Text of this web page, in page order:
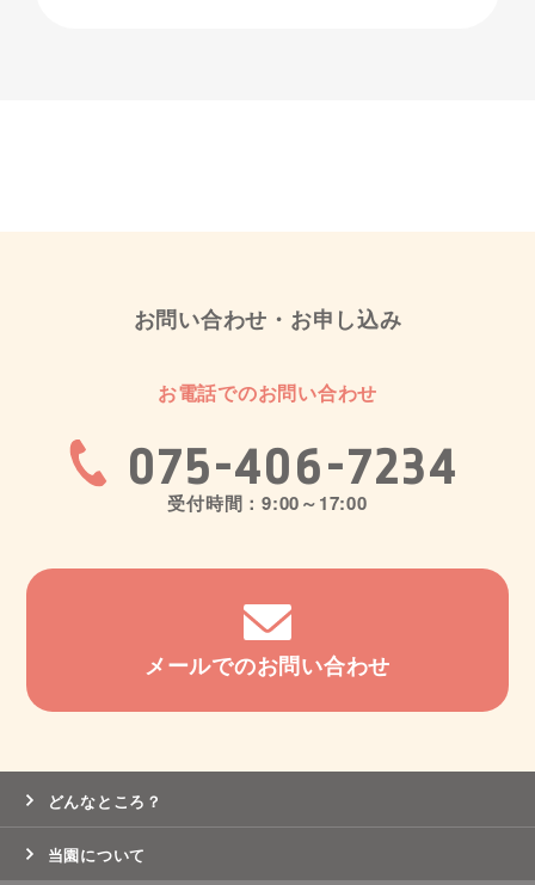
お問い合わせ・お申し込み
お電話でのお問い合わせ
075-406-7234
受付時間：9:00～17:00
メールでのお問い合わせ
どんなところ？
当園について